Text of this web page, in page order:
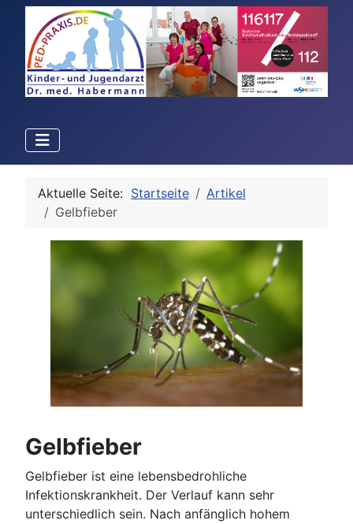
Aktuelle Seite: Startseite
Artikel
Gelbfieber
Gelbfieber
Gelbfieber ist eine lebensbedrohliche
Infektionskrankheit. Der Verlauf kann sehr
unterschiedlich sein. Nach anfänglich hohem